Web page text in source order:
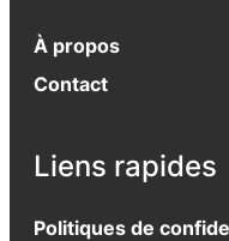
À propos
Contact
Liens rapides
Politiques de